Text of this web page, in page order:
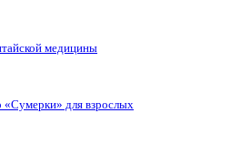
медицины
«Сумерки» для взрослых